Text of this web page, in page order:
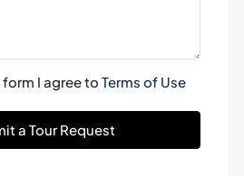
I agree to Terms of Use
a Tour Request